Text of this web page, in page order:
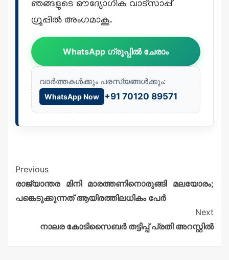
ഞങ്ങളുടെ ഔദ്യോഗിക വാട്സാപ്പ്
ഗ്രൂപ്പിൽ അംഗമാകൂ.
WhatsApp ഗ്രൂപ്പിൽ ചേരാം
വാർത്തകൾക്കും പരസ്യങ്ങൾക്കും:
WhatsApp Now +91 70120 89571
Previous
രാജ്യാന്തര മിനി മാരത്തണിനൊരുങ്ങി മലയോരം;
പങ്കെടുക്കുന്നത് ആയിരത്തിലധികം പേര്‍
Next
നാലര കോടിസൈബർ തട്ടിപ്പ് പ്രതി അറസ്റ്റിൽ